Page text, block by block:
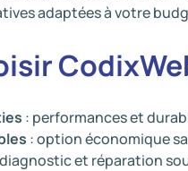
adaptées à votre
: performances et
: option économique
et réparation